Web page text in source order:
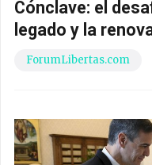
Cónclave: el
legado y la
ForumLibertas.com